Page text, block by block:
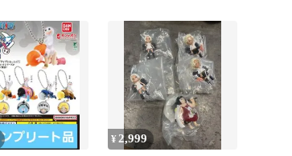
¥ 2,999